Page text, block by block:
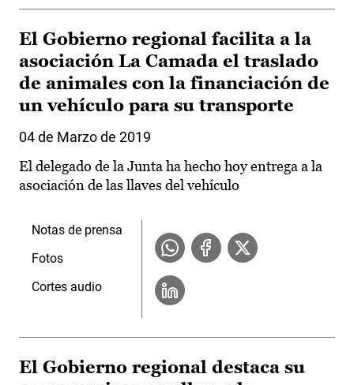
El Gobierno regional facilita a la
asociación La Camada el traslado
de animales con la financiación de
un vehículo para su transporte
04 de Marzo de 2019
El delegado de la Junta ha hecho hoy entrega a la
asociación de las llaves del vehículo
Notas de prensa
Fotos
Cortes audio
El Gobierno regional destaca su